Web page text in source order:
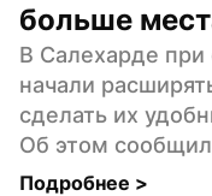
больше
В Салехарде
начали
сделать их
Об этом
Подробнее >